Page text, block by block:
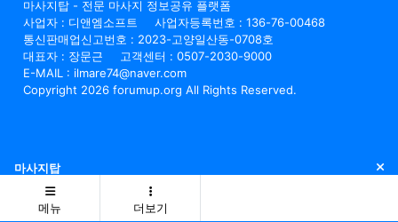
마사지탑 - 전문 마사지 정보공유 플랫폼
사업자 : 디앤엠소프트
사업자등록번호 : 136-76-00468
통신판매업신고번호 : 2023-고양일산동-0708호
대표자 : 장문근
고객센터 : 0507-2030-9000
E-MAIL : ilmare74@naver.com
Copyright 2026 forumup.org All Rights Reserved.
마사지탑 닫
메뉴 더보기